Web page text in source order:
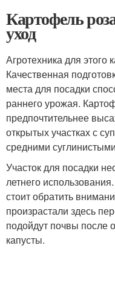
Картофель
уход
Агротехника для этого
Качественная
места для посадки
раннего урожая.
предпочтительнее
открытых участках с
средними
Участок для посадки
летнего
стоит обратить
произрастали здесь
подойдут почвы после
капусты.